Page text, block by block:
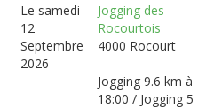
Le samedi
12
Septembre
2026
Jogging des
Rocourtois
4000 Rocourt
Jogging 9.6 km à
18:00 / Jogging 5